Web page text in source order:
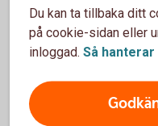
reglerar
eventuell
försäljning.
5 tips när
Tillträde
Du kan ta tillbaka ditt
på cookie-sidan eller
inloggad. Så hanterar